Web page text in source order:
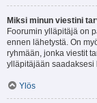
Miksi minun viestini
Foorumin ylläpitäjä on
ennen lähetystä. On
ryhmään, jonka viestit
ylläpitäjään saadaksesi
Ylös